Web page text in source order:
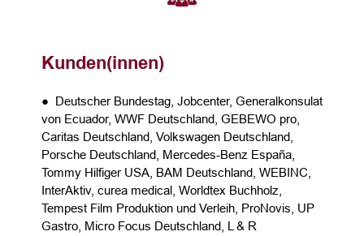
Kunden(innen)
● Deutscher Bundestag, Jobcenter, Generalkonsulat
von Ecuador, WWF Deutschland, GEBEWO pro,
Caritas Deutschland, Volkswagen Deutschland,
Porsche Deutschland, Mercedes-Benz España,
Tommy Hilfiger USA, BAM Deutschland, WEBINC,
InterAktiv, curea medical, Worldtex Buchholz,
Tempest Film Produktion und Verleih, ProNovis, UP
Gastro, Micro Focus Deutschland, L & R